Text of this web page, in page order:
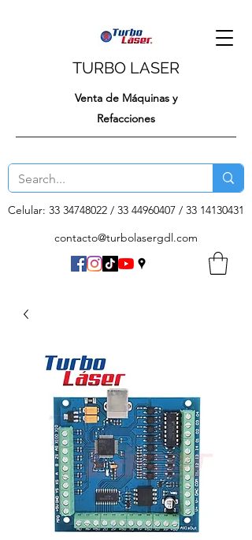
TURBO LASER
Venta de Máquinas y
Refacciones
Celular: 33 34748022 / 33 44960407 / 33 14130431
contacto@turbolasergdl.com